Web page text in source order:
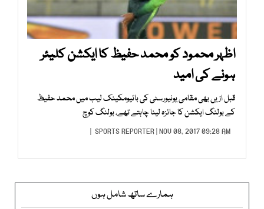
اظہر محمود کو محمد حفیظ کا ایکشن کلیئر
ہونے کی امید
قبل ازیں بھی مقامی یونیورسٹی کی بائیومکینک لیب میں محمد حفیظ
کے بولنگ ایکشن کا جائزہ لینا چاہتے تھے، بولنگ کوچ
SPORTS REPORTER | NOV 08, 2017 09:28 AM |
ہمارے ساتھ شامل ہوں